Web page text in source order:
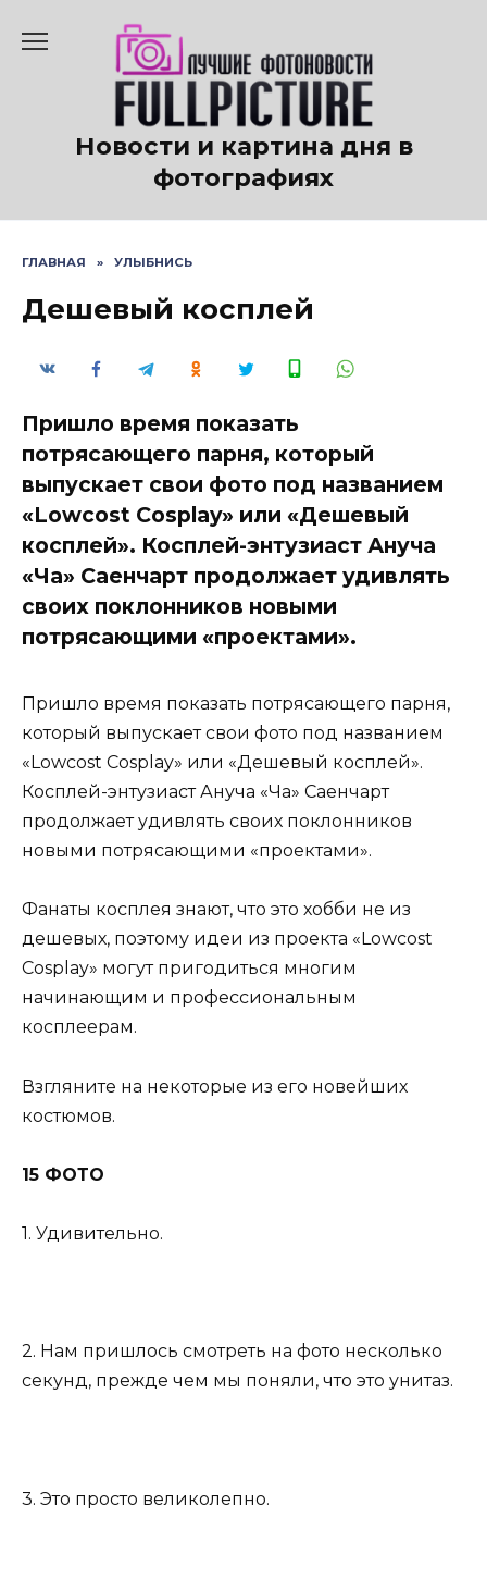
содержанию
Новости и картина дня в
фотографиях
ГЛАВНАЯ » УЛЫБНИСЬ
Дешевый косплей
Пришло время показать
потрясающего парня, который
выпускает свои фото под названием
«Lowcost Cosplay» или «Дешевый
косплей». Косплей-энтузиаст Ануча
«Ча» Саенчарт продолжает удивлять
своих поклонников новыми
потрясающими «проектами».
Пришло время показать потрясающего парня,
который выпускает свои фото под названием
«Lowcost Cosplay» или «Дешевый косплей».
Косплей-энтузиаст Ануча «Ча» Саенчарт
продолжает удивлять своих поклонников
новыми потрясающими «проектами».
Фанаты косплея знают, что это хобби не из
дешевых, поэтому идеи из проекта «Lowcost
Cosplay» могут пригодиться многим
начинающим и профессиональным
косплеерам.
Взгляните на некоторые из его новейших
костюмов.
15 ФОТО
1. Удивительно.
2. Нам пришлось смотреть на фото несколько
секунд, прежде чем мы поняли, что это унитаз.
3. Это просто великолепно.